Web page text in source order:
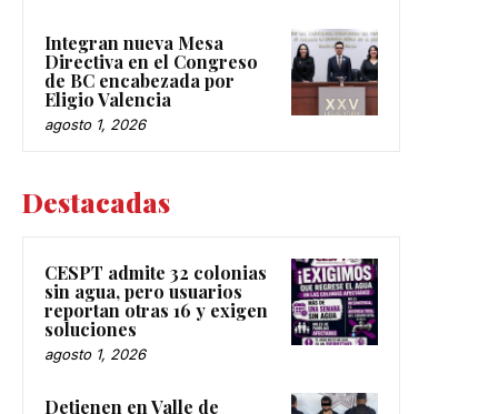
Integran nueva Mesa
Directiva en el Congreso
de BC encabezada por
Eligio Valencia
agosto 1, 2026
Destacadas
CESPT admite 32 colonias
sin agua, pero usuarios
reportan otras 16 y exigen
soluciones
agosto 1, 2026
Detienen en Valle de